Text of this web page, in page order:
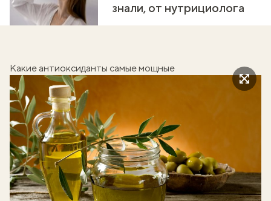
знали, от нутрициолога
Какие антиоксиданты самые мощные